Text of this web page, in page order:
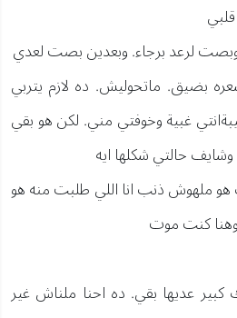
لرعد برجاء. وبعدين بصت لعدي
بضيق. ماتحوليش. ده لازم يتربي
غبية وخوفتي مني. لكن هو بقي
وشايف حالتي شكلها ايه
ملهوش ذنب انا اللي طلبت منه هو
وهنا كنت موت
عديها بقي. ده احنا ملناش غير